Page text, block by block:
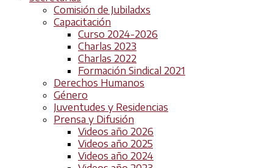
Comisión de Jubiladxs
Capacitación
Curso 2024-2026
Charlas 2023
Charlas 2022
Formación Sindical 2021
Derechos Humanos
Género
Juventudes y Residencias
Prensa y Difusión
Videos año 2026
Videos año 2025
Videos año 2024